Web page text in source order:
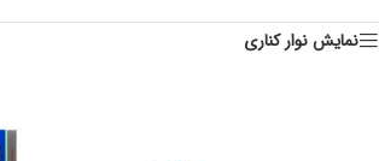
نمایش نوار کناری